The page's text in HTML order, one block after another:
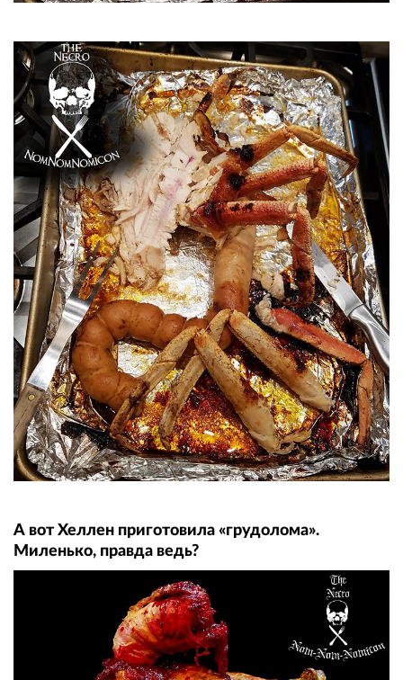
А вот Хеллен приготовила «грудолома».
Миленько, правда ведь?